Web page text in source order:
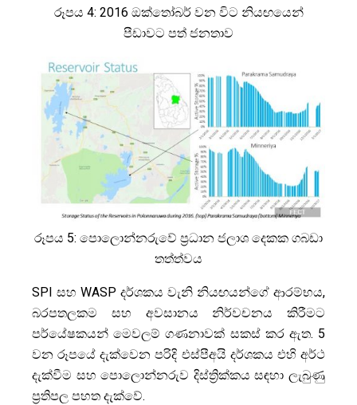
රූපය 4: 2016 ඔක්තෝබර් වන විට නියඟයෙන්
පීඩාවට පත් ජනතාව
රූපය 5: පොලොන්නරුවේ ප්‍රධාන ජලාශ දෙකක ගබඩා
තත්ත්වය
SPI සහ WASP දර්ශකය වැනි නියඟයන්ගේ ආරම්භය,
බරපතලකම සහ අවසානය නිර්වචනය කිරීමට
පර්යේෂකයන් මෙවලම් ගණනාවක් සකස් කර ඇත. 5
වන රූපයේ දැක්වෙන පරිදි එස්පීඅයි දර්ශකය එහි අර්ථ
දැක්වීම සහ පොලොන්නරුව දිස්ත්‍රික්කය සඳහා ලැබුණු
ප්‍රතිපල පහත දැක්වේ.